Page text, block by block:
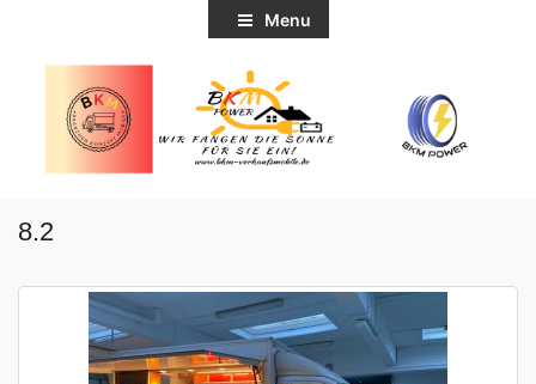
Menu
8.2